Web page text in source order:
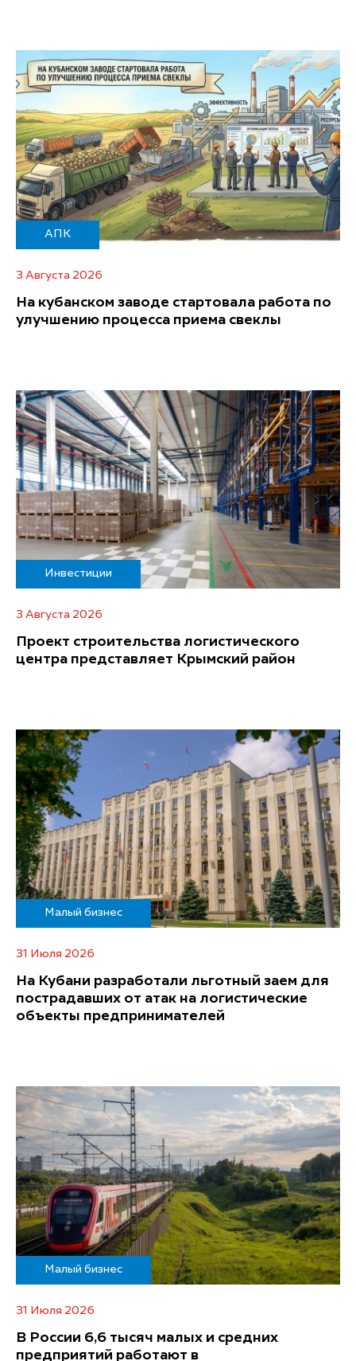
АПК
3 Августа 2026
На кубанском заводе стартовала работа по
улучшению процесса приема свеклы
Инвестиции
3 Августа 2026
Проект строительства логистического
центра представляет Крымский район
Малый бизнес
31 Июля 2026
На Кубани разработали льготный заем для
пострадавших от атак на логистические
объекты предпринимателей
Малый бизнес
31 Июля 2026
В России 6,6 тысяч малых и средних
предприятий работают в